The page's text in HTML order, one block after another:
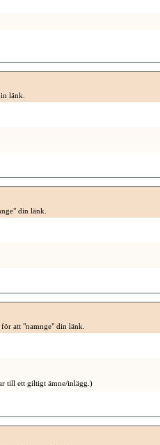
länk.
din länk.
att "namnge" din länk.
till ett giltigt ämne/inlägg.)